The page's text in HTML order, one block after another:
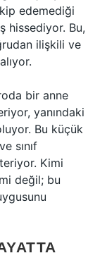
edemediği
hissediyor. Bu,
ilişkili ve
bir anne
yanındaki
Bu küçük
sınıf
Kimi
değil; bu